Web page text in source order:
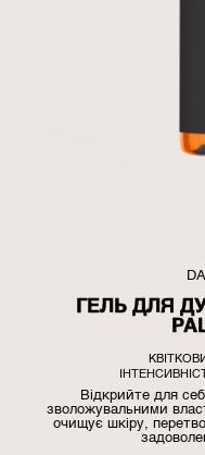
ГЕЛЬ ДЛЯ
Відкрийте для
зволожувальними
очищує шкіру,